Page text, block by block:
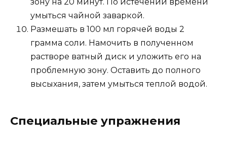
умыться чайной заваркой.
Размешать в 100 мл горячей воды 2
грамма соли. Намочить в полученном
растворе ватный диск и уложить его на
проблемную зону. Оставить до полного
высыхания, затем умыться теплой водой.
Специальные упражнения